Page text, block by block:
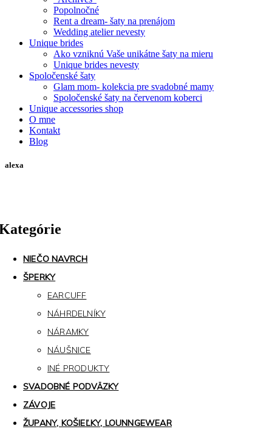
Popolnočné
Rent a dream- šaty na prenájom
Wedding atelier nevesty
Unique brides
Ako vzniknú Vaše unikátne šaty na mieru
Unique brides nevesty
Spoločenské šaty
Glam mom- kolekcia pre svadobné mamy
Spoločenské šaty na červenom koberci
Unique accessories shop
O mne
Kontakt
Blog
alexa
NIEČO NAVRCH
ŠPERKY
EARCUFF
NÁHRDELNÍKY
NÁRAMKY
NÁUŠNICE
INÉ PRODUKTY
SVADOBNÉ PODVÄZKY
ZÁVOJE
ŽUPANY, KOŠIEĽKY, LOUNNGEWEAR